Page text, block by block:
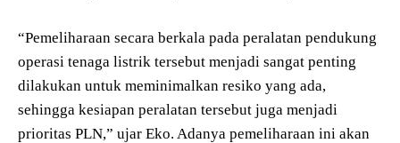
“Pemeliharaan secara berkala pada peralatan pendukung
operasi tenaga listrik tersebut menjadi sangat penting
dilakukan untuk meminimalkan resiko yang ada,
sehingga kesiapan peralatan tersebut juga menjadi
prioritas PLN,” ujar Eko. Adanya pemeliharaan ini akan